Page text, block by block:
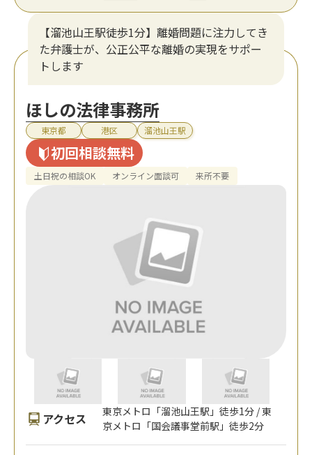
【溜池山王駅徒歩1分】離婚問題に注力してき
た弁護士が、公正公平な離婚の実現をサポー
トします
ほしの法律事務所
東京都 港区 溜池山王駅
初回相談無料
土日祝の相談OK オンライン面談可 来所不要
アクセス
東京メトロ「溜池山王駅」徒歩1分 / 東
京メトロ「国会議事堂前駅」徒歩2分